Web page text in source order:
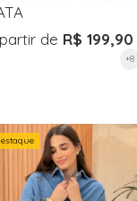
de R$ 199,90
+8